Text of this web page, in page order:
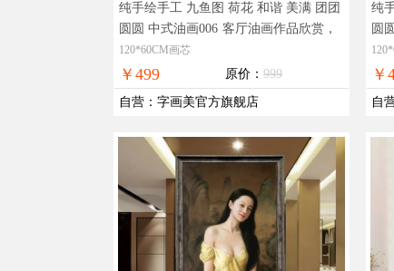
纯手绘手工 九鱼图 荷花 和谐 美满 团团
圆圆 中式油画006 客厅油画作品欣赏，
现货图片，在线支付，全国免邮
120*60CM画芯
￥499 原价： 999
自营 ： 字画美官方旗舰店
纯
圆
片
￥
自